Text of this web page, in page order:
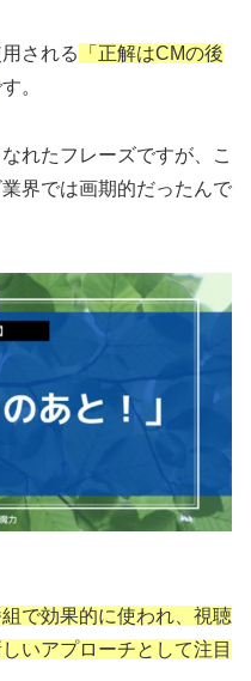
される
「正解はCMの後
。
れたフレーズですが、こ
界では画期的だったんで
で効果的に使われ、視聴
いアプローチとして注目